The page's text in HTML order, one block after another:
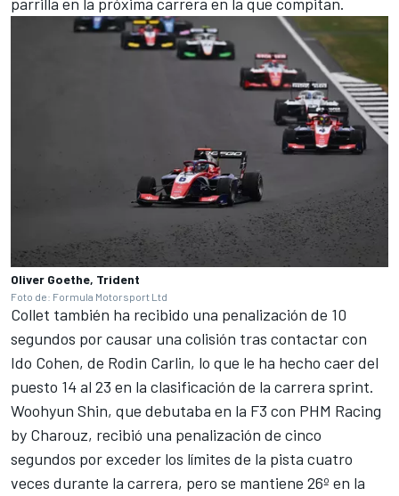
Oliver Goethe, Trident
Foto de: Formula Motorsport Ltd
Collet también ha recibido una penalización de 10
segundos por causar una colisión tras contactar con
Ido Cohen, de Rodin Carlin, lo que le ha hecho caer del
puesto 14 al 23 en la clasificación de la carrera sprint.
Woohyun Shin, que debutaba en la F3 con PHM Racing
by Charouz, recibió una penalización de cinco
segundos por exceder los límites de la pista cuatro
veces durante la carrera, pero se mantiene 26º en la